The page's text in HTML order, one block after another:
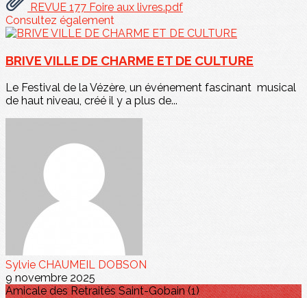
REVUE 177 Foire aux livres.pdf
Consultez également
BRIVE VILLE DE CHARME ET DE CULTURE
Le Festival de la Vézère, un événement fascinant musical
de haut niveau, créé il y a plus de...
Sylvie CHAUMEIL DOBSON
9 novembre 2025
Amicale des Retraités Saint-Gobain (1)